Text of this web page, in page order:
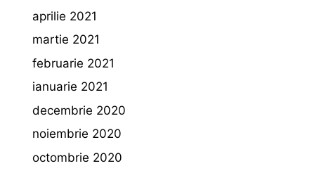
aprilie 2021
martie 2021
februarie 2021
ianuarie 2021
decembrie 2020
noiembrie 2020
octombrie 2020